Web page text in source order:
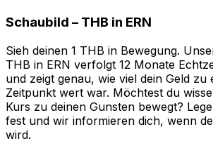
Schaubild – THB in ERN
Sieh deinen 1 THB in Bewegung.
THB in ERN verfolgt 12 Monate
und zeigt genau, wie viel dein Geld zu
Zeitpunkt wert war. Möchtest du
Kurs zu deinen Gunsten bewegt?
fest und wir informieren dich, wenn
wird.